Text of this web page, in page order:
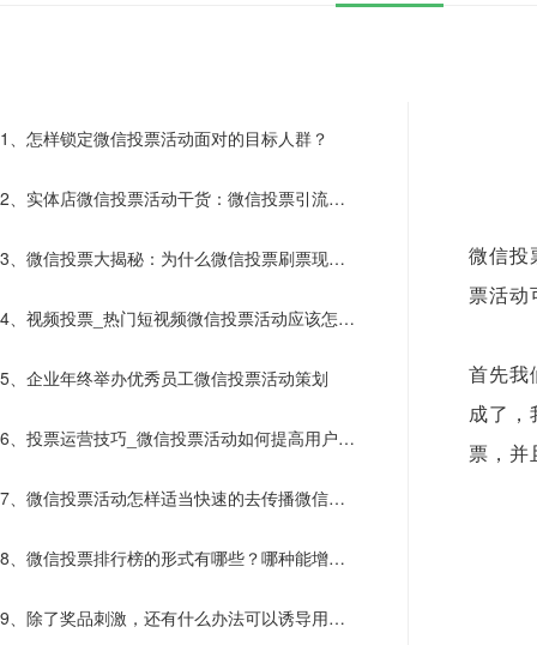
1、怎样锁定微信投票活动面对的目标人群？
2、实体店微信投票活动干货：微信投票引流阶
段活动可以这样做
3、微信投票大揭秘：为什么微信投票刷票现象
屡禁不止呢？
4、视频投票_热门短视频微信投票活动应该怎样
创建？
5、企业年终举办优秀员工微信投票活动策划
6、投票运营技巧_微信投票活动如何提高用户参
与感?
7、微信投票活动怎样适当快速的去传播微信投
票​活动？
8、微信投票排行榜的形式有哪些？哪种能增加
选手热情？
9、除了奖品刺激，还有什么办法可以诱导用户
微信投
票活动
首先我
成了，
票，并